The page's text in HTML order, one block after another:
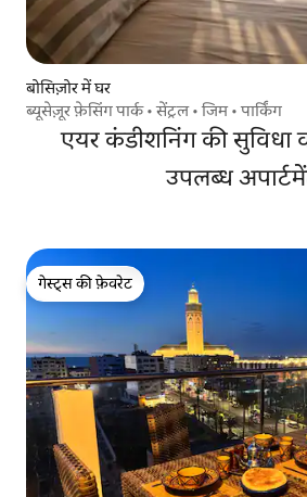
बोसिज़ोर में घर
ब्यूसेज़ूर फ़ेसिंग पार्क • सेंट्रल • जिम • पार्किंग
एयर कंडीशनिंग की सुविधा
उपलब्ध
गेस्ट्स की फ़ेवरेट
गेस्ट्स की फ़ेवरेट